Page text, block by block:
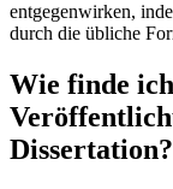
entgegenwirken,
durch die übliche
Wie finde
Dissertation?